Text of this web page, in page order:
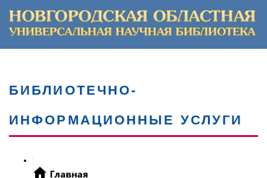
БИБЛИОТЕЧНО-
ИНФОРМАЦИОННЫЕ УСЛУГИ